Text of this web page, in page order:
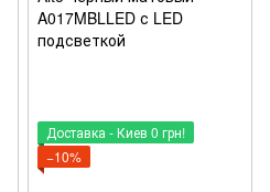
Доставка - Киев 0 грн!
−10%